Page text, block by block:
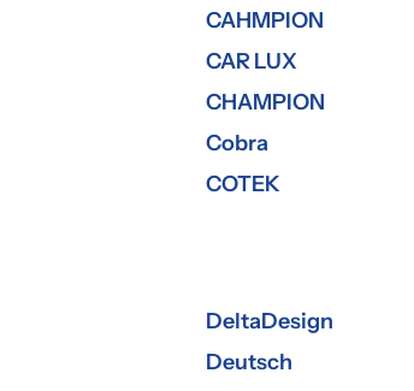
CAHMPION
CAR LUX
CHAMPION
Cobra
COTEK
DeltaDesign
Deutsch